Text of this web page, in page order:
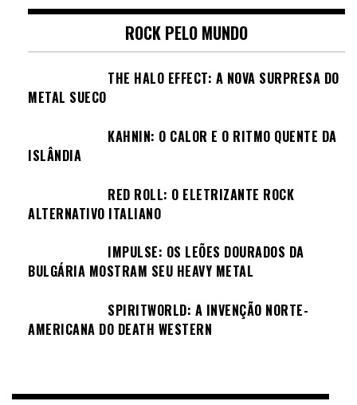
ROCK PELO MUNDO
THE HALO EFFECT: A NOVA SURPRESA DO
METAL SUECO
KAHNIN: O CALOR E O RITMO QUENTE DA
ISLÂNDIA
RED ROLL: O ELETRIZANTE ROCK
ALTERNATIVO ITALIANO
IMPULSE: OS LEÕES DOURADOS DA
BULGÁRIA MOSTRAM SEU HEAVY METAL
SPIRITWORLD: A INVENÇÃO NORTE-
AMERICANA DO DEATH WESTERN